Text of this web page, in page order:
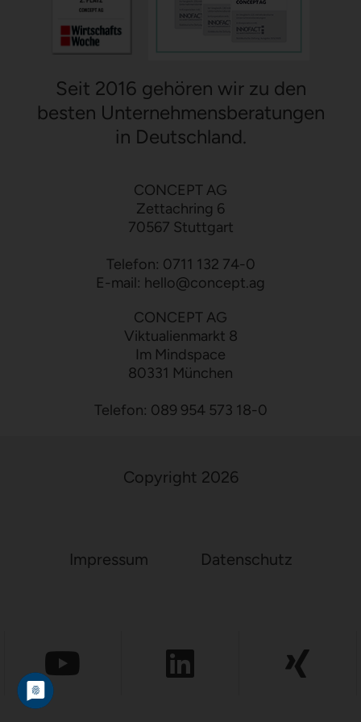
Seit 2016 gehören wir zu den
besten Unternehmensberatungen
in Deutschland.
CONCEPT AG
Zettachring 6
70567 Stuttgart
Telefon: 0711 132 74-0
E-mail: hello@concept.ag
CONCEPT AG
Viktualienmarkt 8
Im Mindspace
80331 München
Telefon: 089 954 573 18-0
Copyright 2026
Impressum Datenschutz